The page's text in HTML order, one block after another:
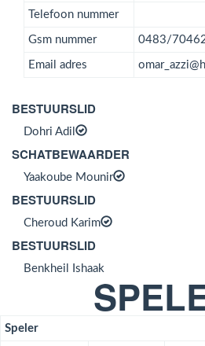
Telefoon nummer
Gsm nummer 0483/
Email adres
BESTUURSLID
Dohri Adil
SCHATBEWAARDER
Yaakoube Mounir
BESTUURSLID
Cheroud Karim
BESTUURSLID
Benkheil Ishaak
Speler